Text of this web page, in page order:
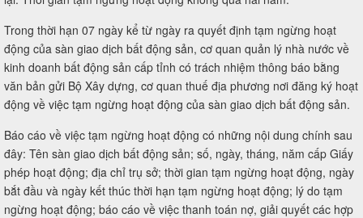
Trong thời hạn 07 ngày kể từ ngày ra quyết định tạm ngừng hoạt
động của sàn giao dịch bất động sản, cơ quan quản lý nhà nước về
kinh doanh bất động sản cấp tỉnh có trách nhiệm thông báo bằng
văn bản gửi Bộ Xây dựng, cơ quan thuế địa phương nơi đăng ký hoạt
động về việc tạm ngừng hoạt động của sàn giao dịch bất động sản.
Báo cáo về việc tạm ngừng hoạt động có những nội dung chính sau
đây: Tên sàn giao dịch bất động sản; số, ngày, tháng, năm cấp Giấy
phép hoạt động; địa chỉ trụ sở; thời gian tạm ngừng hoạt động, ngày
bắt đầu và ngày kết thúc thời hạn tạm ngừng hoạt động; lý do tạm
ngừng hoạt động; báo cáo về việc thanh toán nợ, giải quyết các hợp